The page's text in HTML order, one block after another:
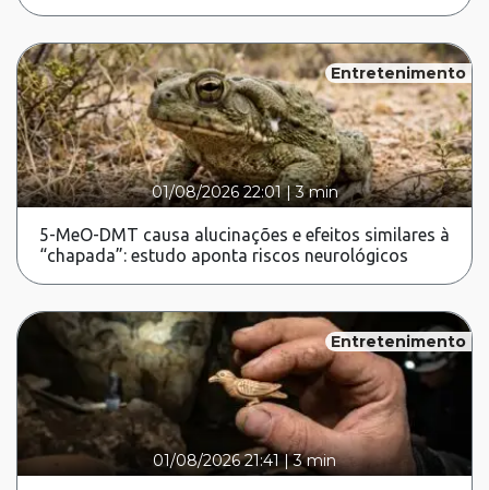
Entretenimento
01/08/2026 22:01|3 min
5-MeO-DMT causa alucinações e efeitos similares à
“chapada”: estudo aponta riscos neurológicos
Entretenimento
01/08/2026 21:41 |3 min